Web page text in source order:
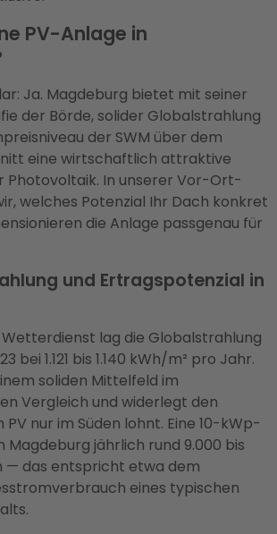
PV-Anlage in
Ja. Magdeburg bietet mit seiner
der Börde, solider Globalstrahlung
der SWM über dem
eine wirtschaftlich attraktive
Photovoltaik. In unserer Vor-Ort-
welches Potenzial Ihr Dach konkret
die Anlage passgenau für
und Ertragspotenzial in
lag die Globalstrahlung
bei 1.121 bis 1.140 kWh/m² pro Jahr.
soliden Mittelfeld im
Vergleich und widerlegt den
PV nur im Süden lohnt. Eine 10-kWp-
Magdeburg jährlich rund 9.000 bis
— das entspricht etwa dem
eines typischen